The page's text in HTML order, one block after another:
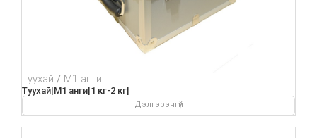
Туухай М1 анги
Туухай|М1 анги|1 кг-2 кг|
Дэлгэрэнгүй